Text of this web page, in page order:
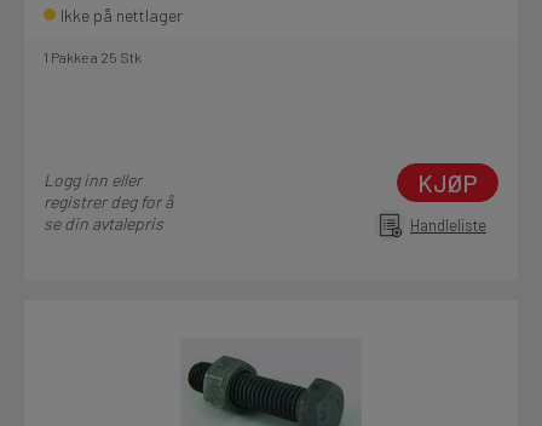
Ikke på nettlager
1 Pakke a 25 Stk
Logg inn eller
registrer deg for å
se din avtalepris
KJØP
Handleliste